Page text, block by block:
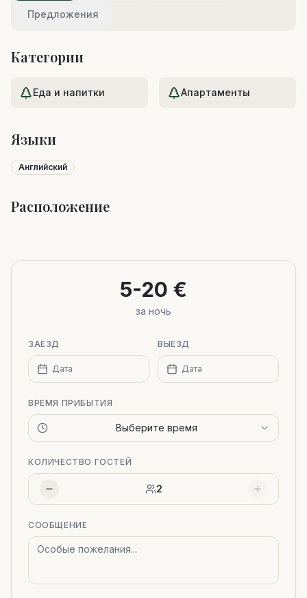
Предложения
Категории
Еда и напитки Апартаменты
Языки
Английский
Расположение
−
5-20 €
за ночь
ЗАЕЗД
Дата
ВЫЕЗД
Дата
ВРЕМЯ ПРИБЫТИЯ
Выберите время
КОЛИЧЕСТВО ГОСТЕЙ
2
СООБЩЕНИЕ